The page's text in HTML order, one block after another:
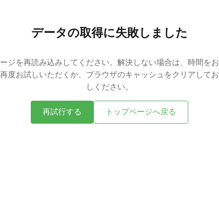
データの取得に失敗しました
ジを再読み込みしてください。解決しない場合は、時間を
度お試しいただくか、ブラウザのキャッシュをクリアして
しください。
再試行する トップページへ戻る